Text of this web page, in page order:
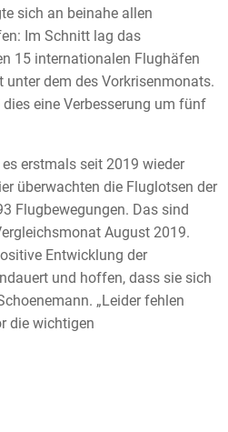
sich an beinahe allen
Im Schnitt lag das
15 internationalen Flughäfen
unter dem des Vorkrisenmonats.
eine Verbesserung um fünf
erstmals seit 2019 wieder
überwachten die Fluglotsen der
Flugbewegungen. Das sind
August 2019.
Entwicklung der
und hoffen, dass sie sich
„Leider fehlen
die wichtigen